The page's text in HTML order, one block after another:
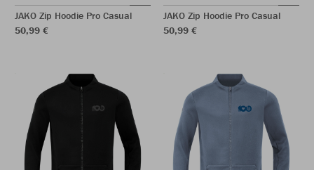
JAKO Zip Hoodie Pro Casual
50,99 €
JAKO Zip Hoodie Pro Casual
50,99 €